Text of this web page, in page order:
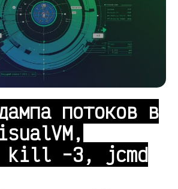
потоков в
kill -3, jcmd